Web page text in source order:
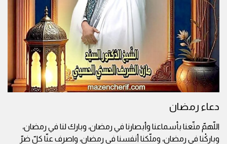
دعاء رمضان
اللّهمّ متّعنا بأسماعنا وأبصارنا في رمضان، وبارك لنا في رمضان،
وباركْنا في رمضان، وملّكنا أنفسنا في رمضان، واصرف عنّا كلّ ضرّ